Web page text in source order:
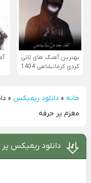
بهترین آهنگ های لاتی
کردی کرمانشاهی 1404
خانه» دانلود ریمیکس»
مغزم پر حرفه
دانلود ریمیکس